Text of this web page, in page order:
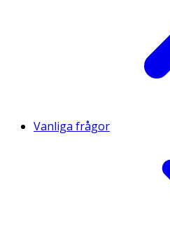
Vanliga frågor